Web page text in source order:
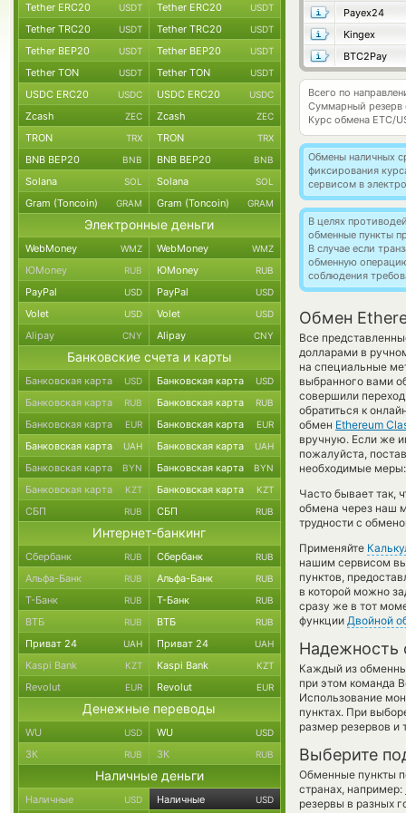
Payex24
Kingex
BTC2Pay
Всего по
Суммарный резерв
Курс обмена ETC/
Обмены наличных
фиксирования
сервисом в
В целях
обменные пункты
В случае если
обменную
соблюдения
Обмен
Все
долларами в
на специальные
выбранного вами
совершили
обратиться к
обмен Ethereum
вручную. Если же
пожалуйста,
необходимые
Часто бывает так,
обмена через наш
трудности с
Применяйте
нашим сервисом
пунктов,
в которой можно
сразу же в тот
функции Двойной
Надежность
Каждый из
при этом команда
Использование
пунктах. При
размер резервов и
Выберите
Обменные пункты
странах, например:
резервы в разных
Tether ERC20 USDT Tether ERC20 USDT
Tether TRC20 USDT Tether TRC20 USDT
Tether BEP20 USDT Tether BEP20 USDT
Tether TON USDT Tether TON USDT
USDC ERC20 USDC USDC ERC20 USDC
Zcash ZEC Zcash ZEC
TRON TRX TRON TRX
BNB BEP20 BNB BNB BEP20 BNB
Solana SOL Solana SOL
Gram (Toncoin) GRAM Gram (Toncoin) GRAM
Электронные деньги
WebMoney WMZ WebMoney WMZ
ЮMoney RUB ЮMoney RUB
PayPal USD PayPal USD
Volet USD Volet USD
Alipay CNY Alipay CNY
Банковские счета и карты
Банковская карта USD Банковская карта USD
Банковская карта RUB Банковская карта RUB
Банковская карта EUR Банковская карта EUR
Банковская карта UAH Банковская карта UAH
Банковская карта BYN Банковская карта BYN
Банковская карта KZT Банковская карта KZT
СБП RUB СБП RUB
Интернет-банкинг
Сбербанк RUB Сбербанк RUB
Альфа-Банк RUB Альфа-Банк RUB
Т-Банк RUB Т-Банк RUB
ВТБ RUB ВТБ RUB
Приват 24 UAH Приват 24 UAH
Kaspi Bank KZT Kaspi Bank KZT
Revolut EUR Revolut EUR
Денежные переводы
WU USD WU USD
ЗК RUB ЗК RUB
Наличные деньги
Наличные USD Наличные USD